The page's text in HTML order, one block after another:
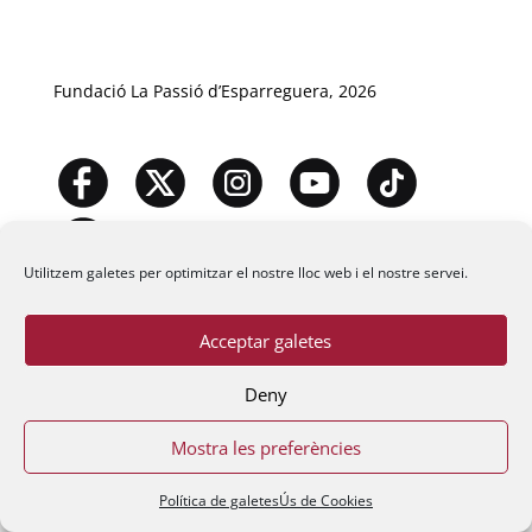
Utilitzem galetes per optimitzar el nostre lloc web i el nostre servei.
Acceptar galetes
Deny
Mostra les preferències
Política de galetesÚs de Cookies
Fundació La Passió d’Esparreguera, 2026